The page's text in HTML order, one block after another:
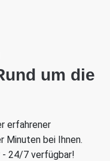
um die
erfahrener
Minuten bei Ihnen.
- 24/7 verfügbar!